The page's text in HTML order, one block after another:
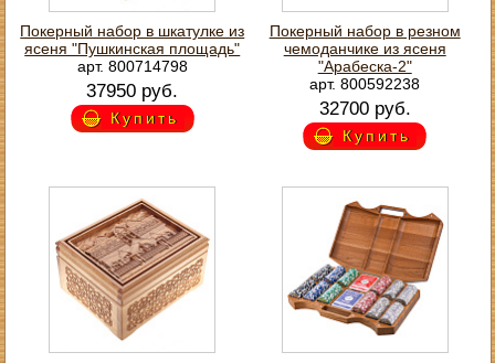
Покерный набор в шкатулке из
ясеня "Пушкинская площадь"
арт. 800714798
37950 руб.
Купить
Покерный набор в резном
чемоданчике из ясеня
"Арабеска-2"
арт. 800592238
32700 руб.
Купить